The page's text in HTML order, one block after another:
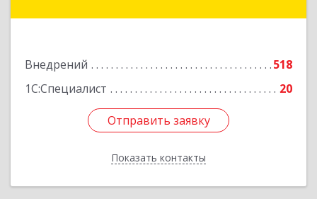
Внедрений
518
1С:Специалист
20
Отправить заявку
Показать контакты
Отправить заявку
Назад